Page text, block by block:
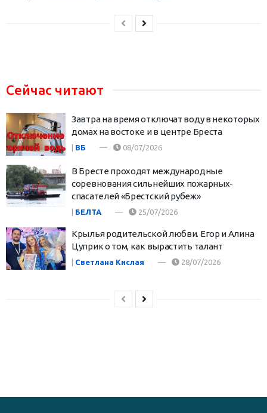
Сейчас читают
Завтра на время отключат воду в некоторых
домах на востоке и в центре Бреста
ВБ 08/07/2026
В Бресте проходят международные
соревнования сильнейших пожарных-
спасателей «Брестский рубеж»
| БЕЛТА 25/07/2026
Крылья родительской любви. Егор и Алина
Цуприк о том, как вырастить талант
| Светлана Кислая 28/07/2026